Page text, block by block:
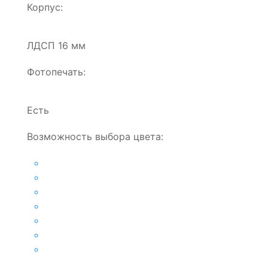
Корпус:
ЛДСП 16 мм
Фотопечать:
Есть
Возможность выбора цвета: